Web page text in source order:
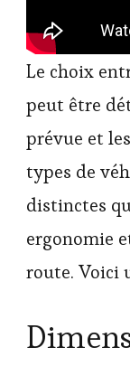
Le choix
peut être
prévue et
types de
distinctes
ergonomie
route. Voici